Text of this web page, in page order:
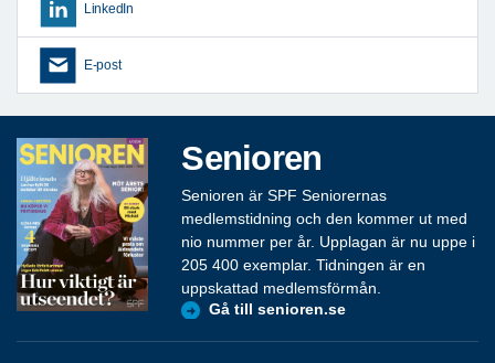
LinkedIn
E-post
Senioren
Senioren är SPF Seniorernas
medlemstidning och den kommer ut med
nio nummer per år. Upplagan är nu uppe i
205 400 exemplar. Tidningen är en
uppskattad medlemsförmån.
Gå till senioren.se